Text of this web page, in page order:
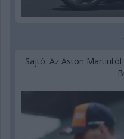
Sajtó: Az Aston